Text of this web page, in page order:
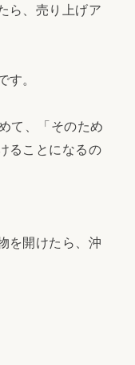
ら、売り上げア
。
て、「そのため
ることになるの
を開けたら、沖